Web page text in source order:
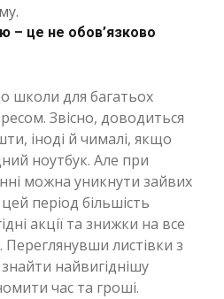
– це не обов’язково
школи для багатьох
Звісно, доводиться
іноді й чималі, якщо
ноутбук. Але при
можна уникнути зайвих
період більшість
акції та знижки на все
листівки з
найвигіднішу
час та гроші.